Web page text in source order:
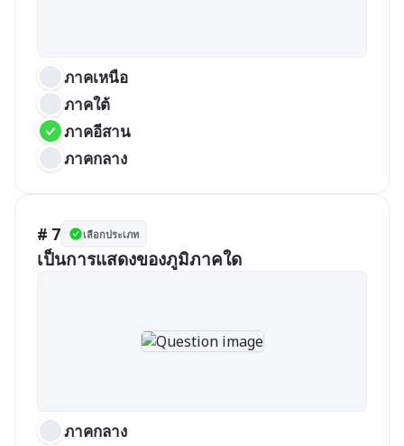
ภาคเหนือ
ภาคใต้
ภาคอีสาน
ภาคกลาง
# 7 เลือกประเภท
เป็นการแสดงของภูมิภาคใด
ภาคกลาง